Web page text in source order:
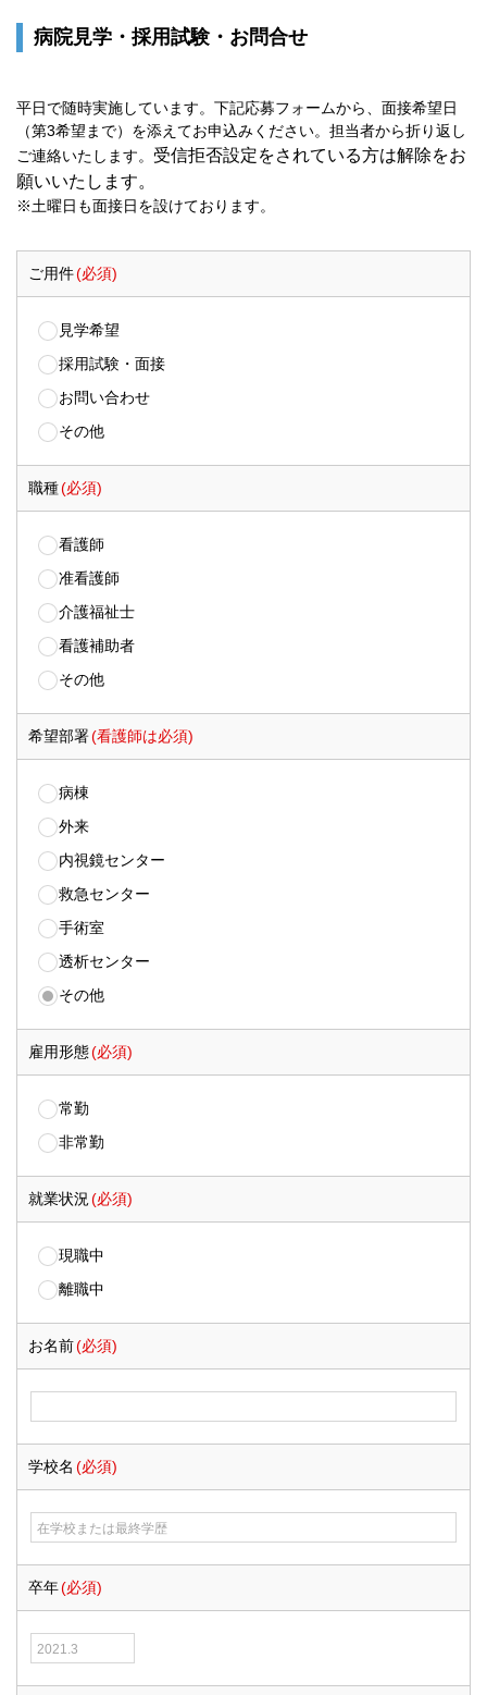
病院見学・採用試験・お問合せ
平日で随時実施しています。下記応募フォームから、面接希望日
（第3希望まで）を添えてお申込みください。担当者から折り返し
ご連絡いたします。 受信拒否設定をされている方は解除をお
願いいたします。
※土曜日も面接日を設けております。
ご用件(必須)
見学希望
採用試験・面接
お問い合わせ
その他
職種(必須)
看護師
准看護師
介護福祉士
看護補助者
その他
希望部署(看護師は必須)
病棟
外来
内視鏡センター
救急センター
手術室
透析センター
その他
雇用形態(必須)
常勤
非常勤
就業状況(必須)
現職中
離職中
お名前(必須)
学校名 (必須)
卒年(必須)